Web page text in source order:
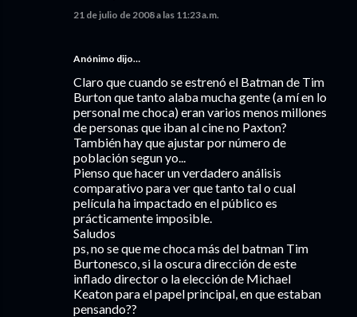
21 de julio de 2008 a las 11:23 a.m.
Anónimo dijo…
Claro que cuando se estrenó el Batman de Tim
Burton que tanto alaba mucha gente (a mí en lo
personal me choca) eran varios menos millones
de personas que iban al cine no Paxton?
También hay que ajustar por número de
población segun yo...
Pienso que hacer un verdadero análisis
comparativo para ver que tanto tal o cual
película ha impactado en el público es
prácticamente imposible.
Saludos
ps, no se que me choca más del batman Tim
Burtonesco, si la oscura dirección de este
inflado director o la elección de Michael
Keaton para el papel principal, en que estaban
pensando??